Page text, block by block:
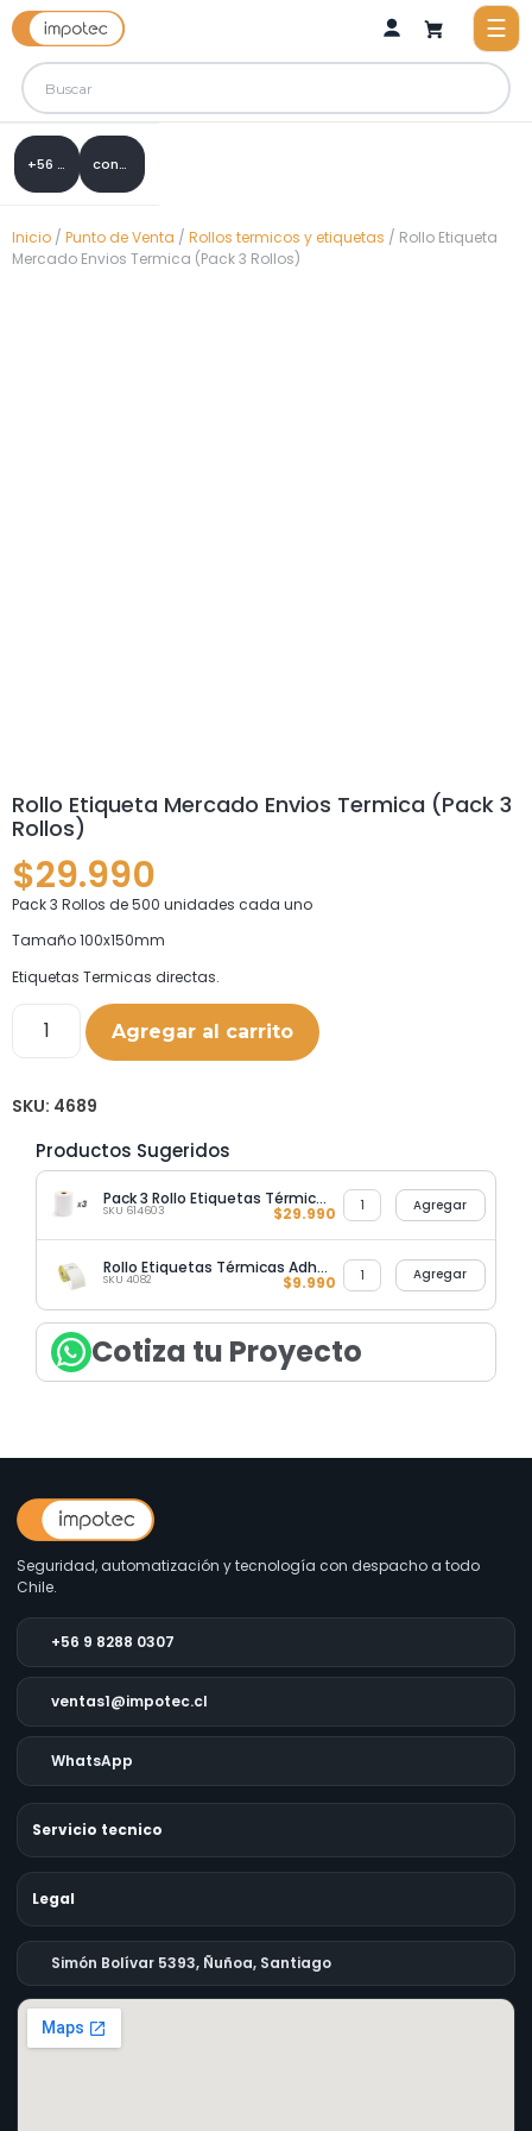
+56 9 8288 0307 contacto@impotec.cl
Inicio / Punto de Venta / Rollos termicos y etiquetas / Rollo Etiqueta
Mercado Envios Termica (Pack 3 Rollos)
Rollo Etiqueta Mercado Envios Termica (Pack 3
Rollos)
$29.990
Pack 3 Rollos de 500 unidades cada uno
Tamaño 100x150mm
Etiquetas Termicas directas.
Agregar al carrito
SKU: 4689
Productos Sugeridos
Pack 3 Rollo Etiquetas Térmicas Adhesivas 100MM X 50MM 500 U
SKU 614603 $29.990 Agregar
Rollo Etiquetas Térmicas Adhesivas 100MM X 150MM (500 Unidades)
SKU 4082 $9.990 Agregar
Cotiza tu Proyecto
Seguridad, automatización y tecnología con despacho a todo
Chile.
+56 9 8288 0307
ventas1@impotec.cl
WhatsApp
Servicio tecnico
Legal
Simón Bolívar 5393, Ñuñoa, Santiago